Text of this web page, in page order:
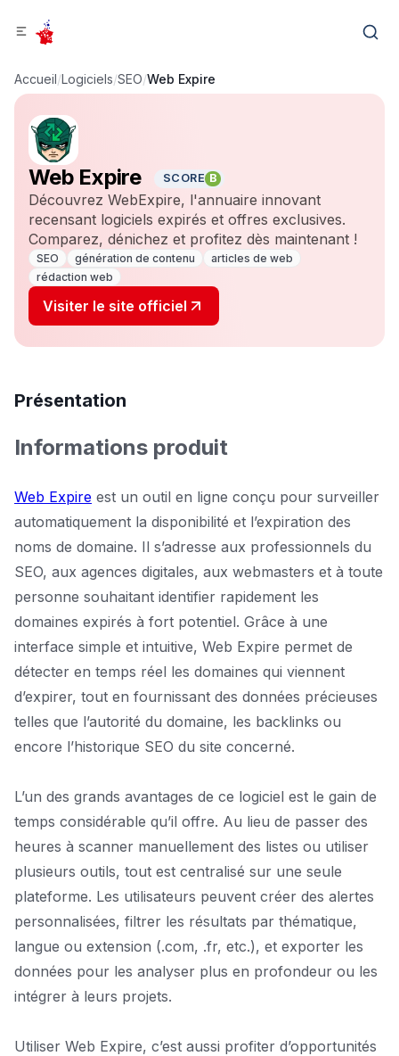
Accueil/Logiciels/SEO/Web Expire
Web Expire SCORE B
Découvrez WebExpire, l'annuaire innovant
recensant logiciels expirés et offres exclusives.
Comparez, dénichez et profitez dès maintenant !
SEO génération de contenu
articles de web
rédaction web
Visiter le site officiel
Présentation
Informations produit
Web Expire est un outil en ligne conçu pour surveiller
automatiquement la disponibilité et l’expiration des
noms de domaine. Il s’adresse aux professionnels du
SEO, aux agences digitales, aux webmasters et à toute
personne souhaitant identifier rapidement les
domaines expirés à fort potentiel. Grâce à une
interface simple et intuitive, Web Expire permet de
détecter en temps réel les domaines qui viennent
d’expirer, tout en fournissant des données précieuses
telles que l’autorité du domaine, les backlinks ou
encore l’historique SEO du site concerné.
L’un des grands avantages de ce logiciel est le gain de
temps considérable qu’il offre. Au lieu de passer des
heures à scanner manuellement des listes ou utiliser
plusieurs outils, tout est centralisé sur une seule
plateforme. Les utilisateurs peuvent créer des alertes
personnalisées, filtrer les résultats par thématique,
langue ou extension (.com, .fr, etc.), et exporter les
données pour les analyser plus en profondeur ou les
intégrer à leurs projets.
Utiliser Web Expire, c’est aussi profiter d’opportunités